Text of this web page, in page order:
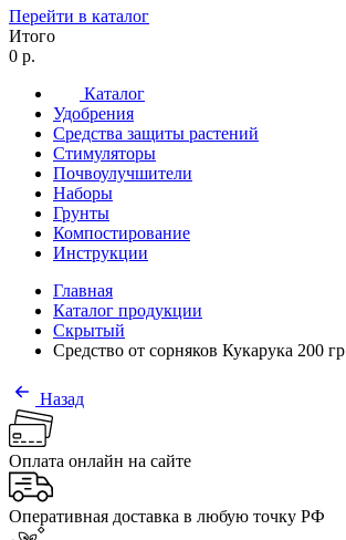
Перейти в каталог
Итого
0 р.
Каталог
Удобрения
Средства защиты растений
Стимуляторы
Почвоулучшители
Наборы
Грунты
Компостирование
Инструкции
Главная
Каталог продукции
Скрытый
Средство от сорняков Кукарука 200 гр
Назад
Оплата онлайн на сайте
Оперативная доставка в любую точку РФ